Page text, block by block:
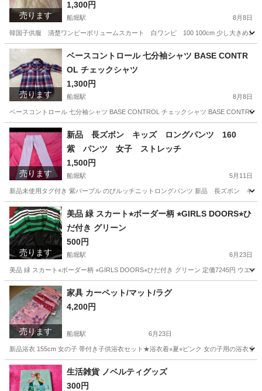
売ります
1,300円
船堀駅 8月8日
韓国子供服 清楚ワンピーボリュームスカート 白ワンピ 100 100cm 少し大きめ
東京 江戸川区 bien
売ります
ベースコントロール 七分袖シャツ BASE CONTR
OL チェックシャツ
1,300円
船堀駅 8月8日
ベースコントロール 七分袖シャツ BASE CONTROL チェックシャツ BASE
東京 江戸川区 船堀駅 服/ファッション レトロ
売ります
新品 長ズボン キッズ ロングパンツ 160
紫 パンツ 女子 ストレッチ
1,500円
船堀駅 5月11日
新品未使用タグ付き 紫パープル のびルッチニットロングパンツ 新品 長ズボン
東京 江戸川区 船堀駅 キッズ用品 キッズ
売ります
美品 緑 スカート⭐︎ボーダー柄 ⭐︎GIRLS DOORS⭐︎ひ
だ付き グリーン
500円
船堀駅 6月23日
美品 緑 スカート⭐︎ボーダー柄 ⭐︎GIRLS DOORS⭐︎ひだ付き グリーン 定価7245円 ウ
東京 江戸川区 船堀駅 服/ファッション
売ります
家具 カーペット/マット/ラグ
4,200円
船堀駅 6月23日
新品浴衣 155cm 女の子 帯付き子供浴衣セット★浴衣着⭐︎夏⭐︎ピンク 女の子用の浴衣
東京 江戸川区 船堀駅 カーペット/マット/ラグ
生活雑貨 ノベルティグッズ
300円